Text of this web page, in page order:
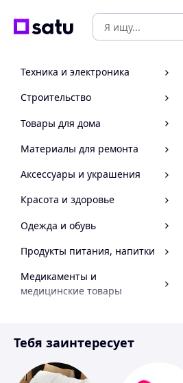
Техника и электроника
Строительство
Товары для дома
Материалы для ремонта
Аксессуары и украшения
Красота и здоровье
Одежда и обувь
Продукты питания, напитки
Медикаменты и
медицинские товары
Инструмент
Тебя заинтересует